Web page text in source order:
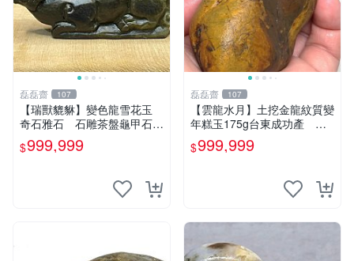
磊磊齋 107
【瑞獸貔貅】變色龍雪花玉
奇石雅石 石雕茶盤龜甲石雕
太極石太極玉太極禪太極台灣
藍寶石花東玉石總統石老撾石
$999,999
磊磊齋 107
【雲龍水月】土挖金龍紋質變
年糕玉175g台東成功產 磊
磊齋寄石代客製石雕研磨拋光
養護盤珠東玉東海岸心臟石黑
$999,999